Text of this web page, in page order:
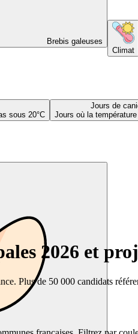
Brebis galeuses
Climat
sous 20°C
Jours de
Jours où la
2026 et
Plus de 50 000 candidats